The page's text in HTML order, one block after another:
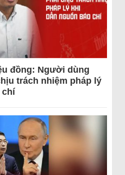
đồng: Người dùng
trách nhiệm pháp lý
chí